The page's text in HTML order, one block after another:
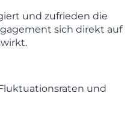
und zufrieden die
sich direkt auf
und